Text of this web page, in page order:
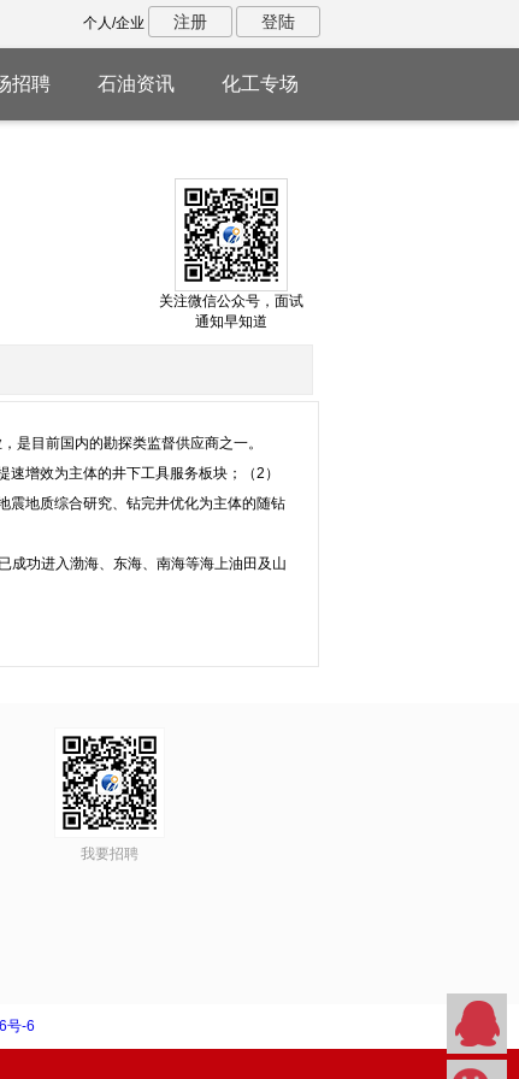
个人/企业 注册 登陆
招聘 石油资讯 化工专场
关注微信公众号，面试
通知早知道
是目前国内的勘探类监督供应商之一。
增效为主体的井下工具服务板块；（2）
震地质综合研究、钻完井优化为主体的随钻
成功进入渤海、东海、南海等海上油田及山
我要招聘
号-6